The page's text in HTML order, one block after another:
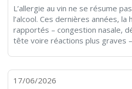
L’allergie au vin ne se résume
l’alcool. Ces dernières années, la
rapportés – congestion nasale,
tête voire réactions plus graves
17/06/2026